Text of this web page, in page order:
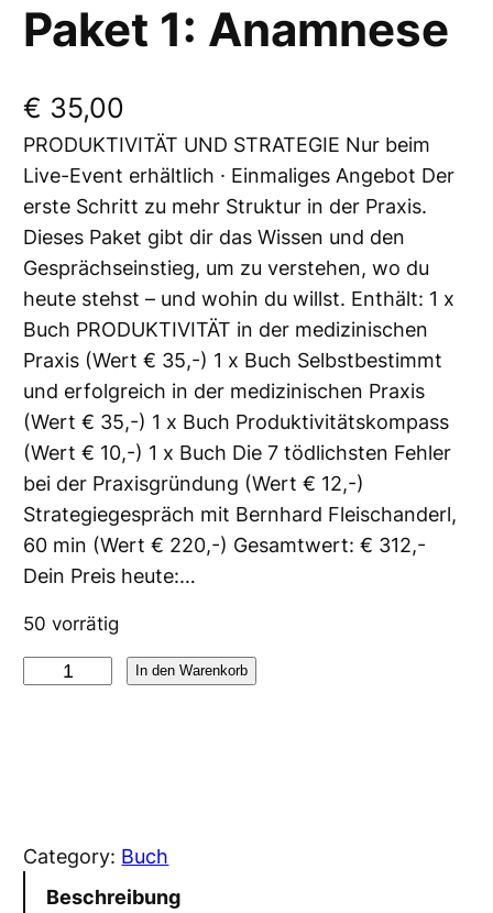
Paket 1: Anamnese
€ 35,00
PRODUKTIVITÄT UND STRATEGIE Nur beim
Live-Event erhältlich · Einmaliges Angebot Der
erste Schritt zu mehr Struktur in der Praxis.
Dieses Paket gibt dir das Wissen und den
Gesprächseinstieg, um zu verstehen, wo du
heute stehst – und wohin du willst. Enthält: 1 x
Buch PRODUKTIVITÄT in der medizinischen
Praxis (Wert € 35,-) 1 x Buch Selbstbestimmt
und erfolgreich in der medizinischen Praxis
(Wert € 35,-) 1 x Buch Produktivitätskompass
(Wert € 10,-) 1 x Buch Die 7 tödlichsten Fehler
bei der Praxisgründung (Wert € 12,-)
Strategiegespräch mit Bernhard Fleischanderl,
60 min (Wert € 220,-) Gesamtwert: € 312,-
Dein Preis heute:…
50 vorrätig
:
In den Warenkorb
Category: Buch
Beschreibung